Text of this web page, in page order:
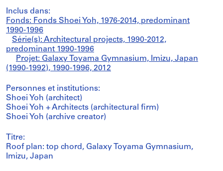
Inclus dans:
Fonds: Fonds Shoei Yoh, 1976-2014, predominant
1990-1996
Série(s): Architectural projects, 1990-2012,
predominant 1990-1996
Projet: Galaxy Toyama Gymnasium, Imizu, Japan
(1990-1992), 1990-1996, 2012
Personnes et institutions:
Shoei Yoh (architect)
Shoei Yoh + Architects (architectural firm)
Shoei Yoh (archive creator)
Titre:
Roof plan: top chord, Galaxy Toyama Gymnasium,
Imizu, Japan